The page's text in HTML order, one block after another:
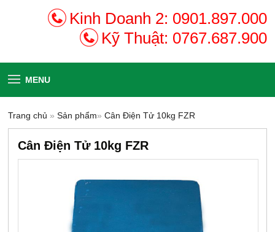
Kinh Doanh 2: 0901.897.000
Kỹ Thuật: 0767.687.900
MENU
Trang chủ »Sản phẩm»Cân Điện Tử 10kg FZR
Cân Điện Tử 10kg FZR